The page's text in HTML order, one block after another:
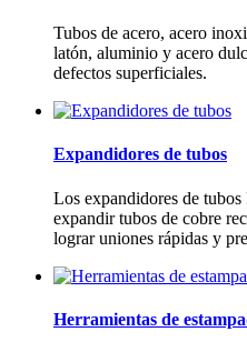
Tubos de acero, acero
latón, aluminio y acero
defectos superficiales.
Expandidores de tubos
Los expandidores de
expandir tubos de cobre
lograr uniones rápidas y
Herramientas de